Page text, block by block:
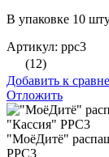
В упаковке 10
Артикул: ррс3
(12)
Добавить к
Отложить
"МоёДитё"
РРС3